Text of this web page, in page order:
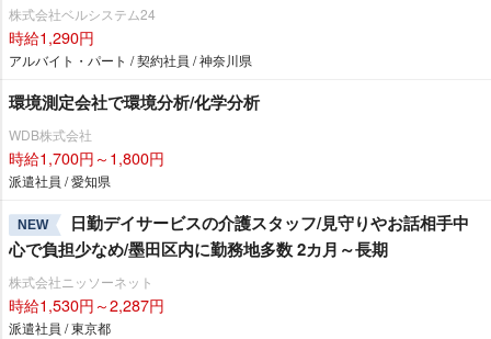
株式会社ベルシステム24
時給1,290円
アルバイト・パート / 契約社員 / 神奈川県
環境測定会社で環境分析/化学分析
WDB株式会社
時給1,700円～1,800円
派遣社員 / 愛知県
NEW
日勤デイサービスの介護スタッフ/見守りやお話相手中
心で負担少なめ/墨田区内に勤務地多数 2カ月～長期
株式会社ニッソーネット
時給1,530円～2,287円
派遣社員 / 東京都